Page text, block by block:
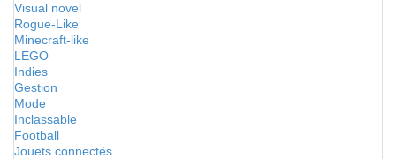
Visual novel
Rogue-Like
Minecraft-like
LEGO
Indies
Gestion
Mode
Inclassable
Football
Jouets connectés